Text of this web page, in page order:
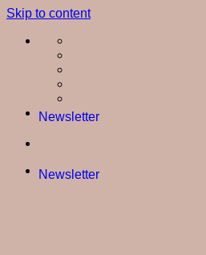
Skip to content
Newsletter
Newsletter